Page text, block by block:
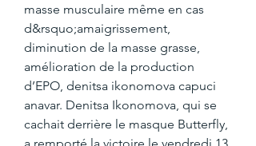
masse musculaire même en cas
d&rsquo;amaigrissement,
diminution de la masse grasse,
amélioration de la production
d’EPO, denitsa ikonomova capuci
anavar. Denitsa Ikonomova, qui se
cachait derrière le masque Butterfly,
a remporté la victoire le vendredi 13